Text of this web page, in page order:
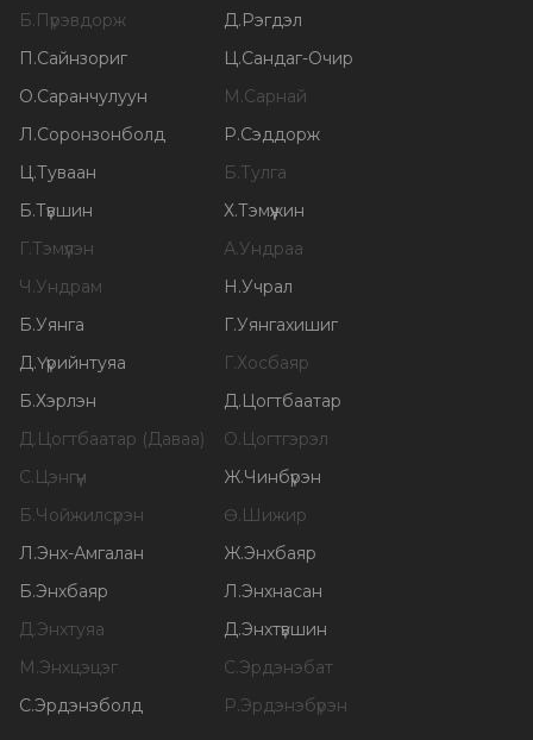
Б.Пүрэвдорж Д.Рэгдэл
П.Сайнзориг Ц.Сандаг-Очир
О.Саранчулуун М.Сарнай
Л.Соронзонболд Р.Сэддорж
Ц.Туваан Б.Тулга
Б.Түвшин Х.Тэмүүжин
Г.Тэмүүлэн А.Ундраа
Ч.Ундрам Н.Учрал
Б.Уянга Г.Уянгахишиг
Д.Үүрийнтуяа Г.Хосбаяр
Б.Хэрлэн Д.Цогтбаатар
Д.Цогтбаатар (Даваа) О.Цогтгэрэл
С.Цэнгүүн Ж.Чинбүрэн
Б.Чойжилсүрэн Ө.Шижир
Л.Энх-Амгалан Ж.Энхбаяр
Б.Энхбаяр Л.Энхнасан
Д.Энхтуяа Д.Энхтүвшин
М.Энхцэцэг С.Эрдэнэбат
С.Эрдэнэболд Р.Эрдэнэбүрэн